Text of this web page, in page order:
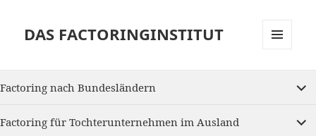
DAS FACTORINGINSTITUT
Factoring nach Bundesländern
child
Factoring für Tochterunternehmen im Ausland
child